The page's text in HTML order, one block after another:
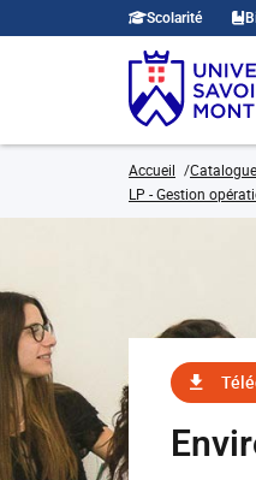
Scolarité
Accueil
LP - Gestion